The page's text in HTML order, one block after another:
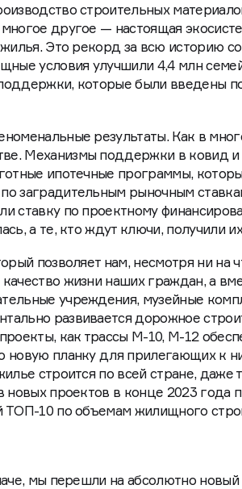
строительных
другое — настоящая
Это рекорд за всю историю
условия улучшили 4,4 млн
которые были введены
результаты. Как в
Механизмы поддержки в ковид и
ипотечные программы,
заградительным рыночным
ставку по проектному
а те, кто ждут ключи, получили
позволяет нам, несмотря ни на
жизни наших граждан, а
учреждения, музейные
развивается дорожное
как трассы М-10, М-12
новую планку для прилегающих к
строится по всей стране, даже
новых проектов в конце 2023 года
10 по объемам жилищного
мы перешли на абсолютно